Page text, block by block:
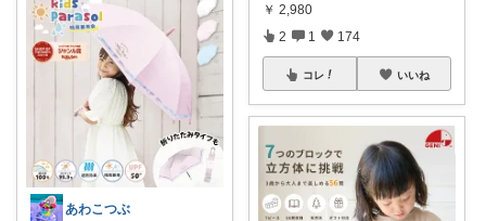
あわこつぶ
￥ 2,980
2 1 174
コレ いいね